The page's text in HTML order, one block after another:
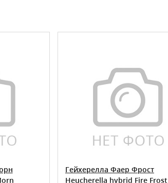
Гейхерелла Фаер Фрост
Heucherella hybrid Fire Frost